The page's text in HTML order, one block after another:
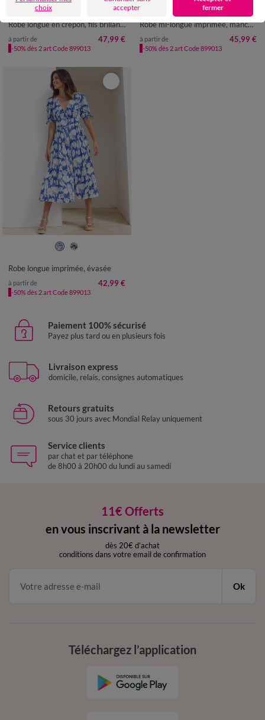
36 38 40 42
48
Robe longue en crépon, fils brillants
à partir de 47,99 €
-50% dès 2 art Code 899013
36 42 44 46
50 52 54
Robe mi-longue imprimée, manches courte
à partir de 45,99 €
-50% dès 2 art Code 899013
40 42 44
Robe longue imprimée, évasée
à partir de 42,99 €
-50% dès 2 art Code 899013
Paiement 100% sécurisé
Payez plus tard ou en plusieurs fois
Livraison express
domicile, relais, consignes automatiques
Retours gratuits
sous 30 jours avec Mondial Relay uniquement
Service clients
par chat et par téléphone
de 8h00 à 20h00 du lundi au samedi
11€ Offerts
en vous inscrivant à la newsletter
dès 20€ d’achat
conditions dans votre email de confirmation
Ok
Téléchargez l’application
choix
accepter
fermer